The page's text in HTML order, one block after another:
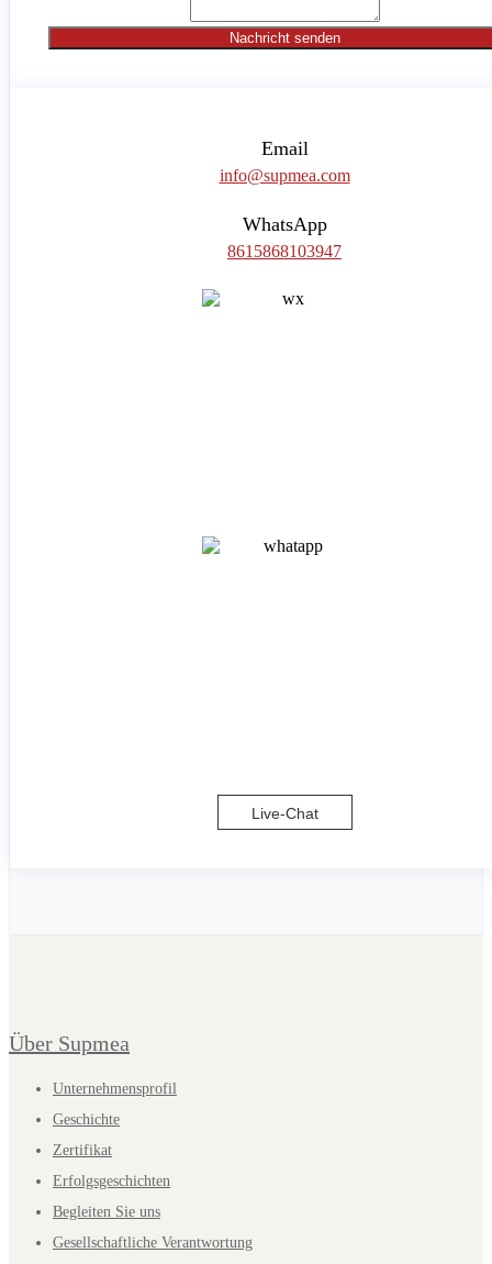
Nachricht senden
Email
info@supmea.com
WhatsApp
8615868103947
Live-Chat
Über Supmea
Unternehmensprofil
Geschichte
Zertifikat
Erfolgsgeschichten
Begleiten Sie uns
Gesellschaftliche Verantwortung